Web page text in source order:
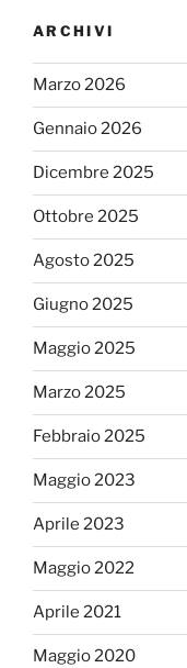
ARCHIVI
Marzo 2026
Gennaio 2026
Dicembre 2025
Ottobre 2025
Agosto 2025
Giugno 2025
Maggio 2025
Marzo 2025
Febbraio 2025
Maggio 2023
Aprile 2023
Maggio 2022
Aprile 2021
Maggio 2020